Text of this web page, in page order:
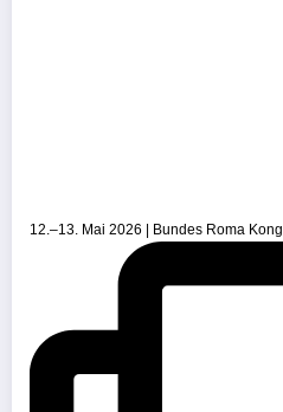
12.–13. Mai 2026 | Bundes Roma